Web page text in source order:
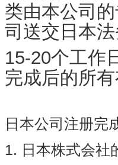
类由本公司
司送交日本法
15-20个工作
完成后的所有
日本公司注册完
1. 日本株式会社